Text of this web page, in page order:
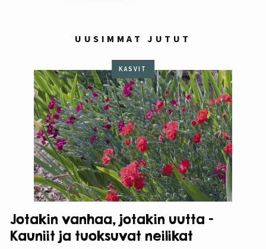
UUSIMMAT JUTUT
KASVIT
Jotakin vanhaa, jotakin uutta –
Kauniit ja tuoksuvat neilikat